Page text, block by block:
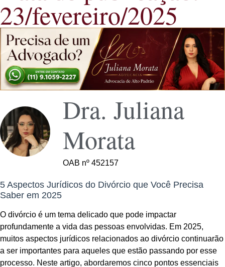
23/fevereiro/2025
Dra. Juliana
Morata
OAB nº 452157
5 Aspectos Jurídicos do Divórcio que Você Precisa
Saber em 2025
O divórcio é um tema delicado que pode impactar
profundamente a vida das pessoas envolvidas. Em 2025,
muitos aspectos jurídicos relacionados ao divórcio continuarão
a ser importantes para aqueles que estão passando por esse
processo. Neste artigo, abordaremos cinco pontos essenciais